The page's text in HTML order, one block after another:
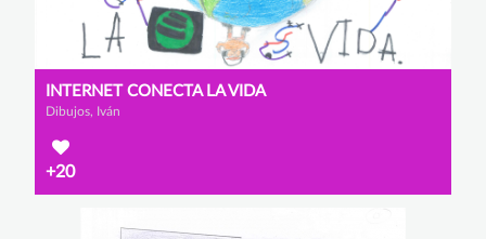
INTERNET CONECTA LA VIDA
Dibujos, Iván
+20